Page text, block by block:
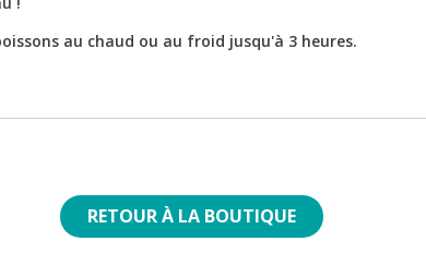
au chaud ou au froid jusqu'à 3 heures.
RETOUR À LA BOUTIQUE